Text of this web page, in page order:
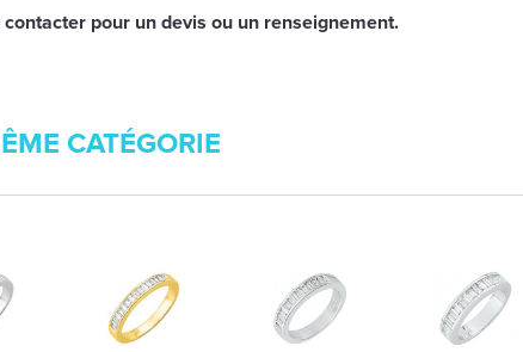
pour un devis ou un renseignement.
CATÉGORIE